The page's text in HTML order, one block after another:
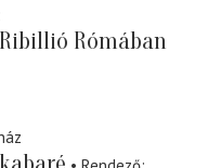
Rómában